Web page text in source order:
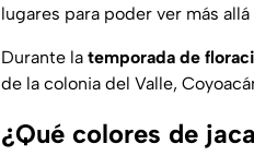
lugares para poder ver más
Durante la temporada de
de la colonia del Valle,
¿Qué colores de